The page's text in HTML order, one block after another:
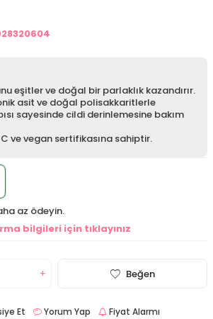
eşitler ve doğal bir parlaklık kazandırır.
asit ve doğal polisakkaritlerle
sayesinde cildi derinlemesine bakım
ve vegan sertifikasına sahiptir.
az ödeyin.
bilgileri için tıklayınız
Beğen
Et Yorum Yap Fiyat Alarmı